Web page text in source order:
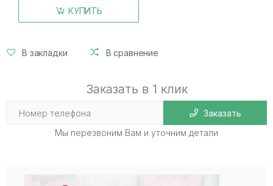
КУПИТЬ
В закладки В сравнение
Заказать в 1 клик
Заказать
Мы перезвоним Вам и уточним детали